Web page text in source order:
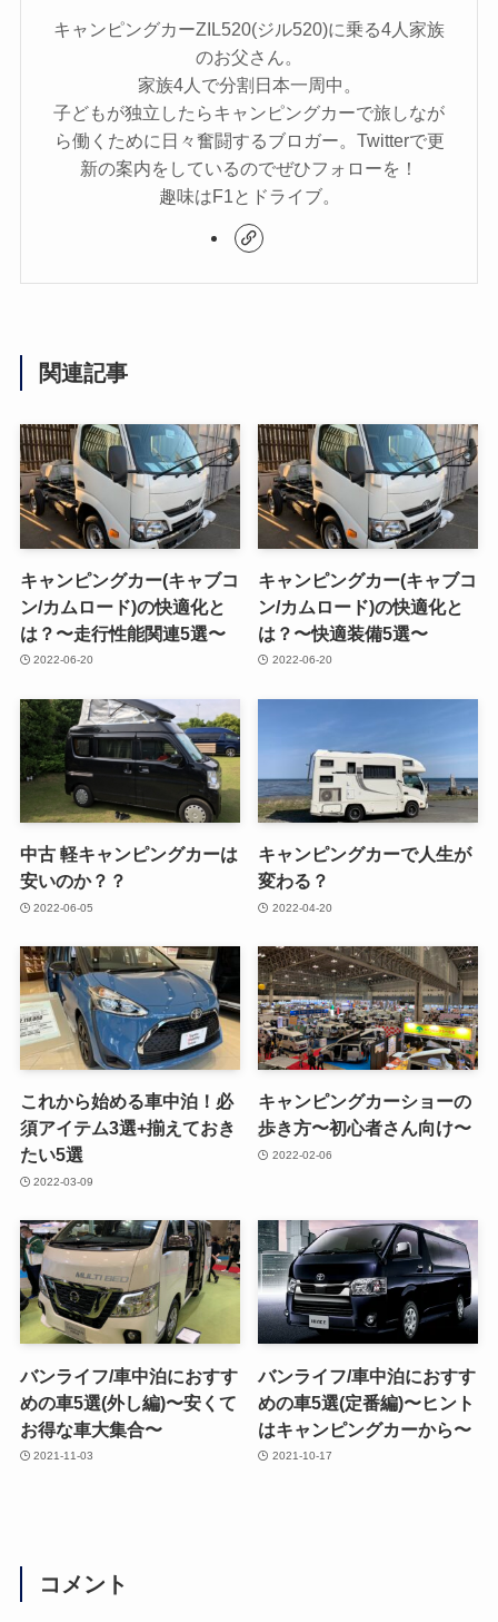
キャンピングカーZIL520(ジル520)に乗る4人家族
のお父さん。
家族4人で分割日本一周中。
子どもが独立したらキャンピングカーで旅しなが
ら働くために日々奮闘するブロガー。Twitterで更
新の案内をしているのでぜひフォローを！
趣味はF1とドライブ。
関連記事
キャンピングカー(キャブコ
ン/カムロード)の快適化と
は？〜走行性能関連5選〜
2022-06-20
キャンピングカー(キャブコ
ン/カムロード)の快適化と
は？〜快適装備5選〜
2022-06-20
中古 軽キャンピングカーは
安いのか？？
2022-06-05
キャンピングカーで人生が
変わる？
2022-04-20
これから始める車中泊！必
須アイテム3選+揃えておき
たい5選
2022-03-09
キャンピングカーショーの
歩き方〜初心者さん向け〜
2022-02-06
バンライフ/車中泊におすす
めの車5選(外し編)〜安くて
お得な車大集合〜
2021-11-03
バンライフ/車中泊におすす
めの車5選(定番編)〜ヒント
はキャンピングカーから〜
2021-10-17
コメント